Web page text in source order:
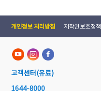
개인정보 처리방침 저작권보호정책
고객센터 (유료)
1644-8000